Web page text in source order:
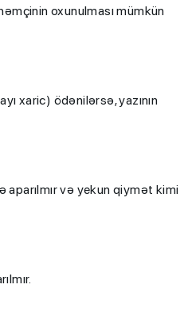
oxunulması mümkün
xaric) ödənilərsə, yazının
və yekun qiymət kimi